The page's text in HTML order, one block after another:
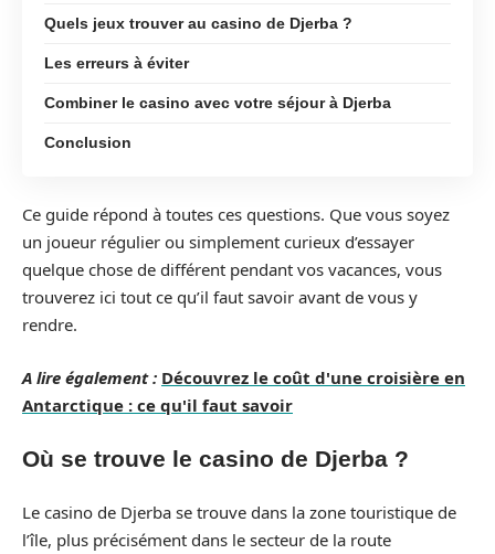
Quels jeux trouver au casino de Djerba ?
Les erreurs à éviter
Combiner le casino avec votre séjour à Djerba
Conclusion
Ce guide répond à toutes ces questions. Que vous soyez
un joueur régulier ou simplement curieux d’essayer
quelque chose de différent pendant vos vacances, vous
trouverez ici tout ce qu’il faut savoir avant de vous y
rendre.
A lire également : Découvrez le coût d'une croisière en
Antarctique : ce qu'il faut savoir
Où se trouve le casino de Djerba ?
Le casino de Djerba se trouve dans la zone touristique de
l’île, plus précisément dans le secteur de la route